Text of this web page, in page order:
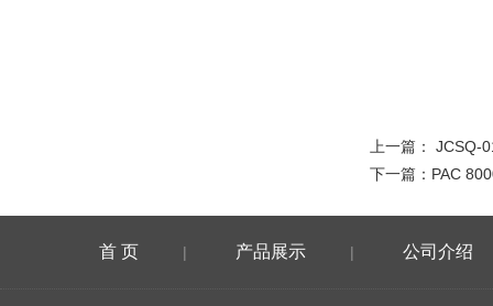
上一篇： JCSQ-
下一篇： PAC
首 页 | 产品展示 | 公司介绍